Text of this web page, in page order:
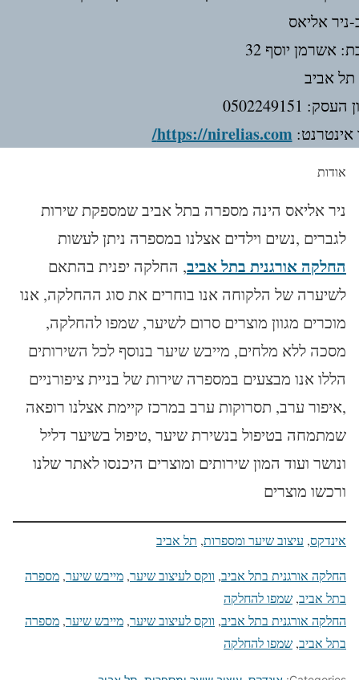
ניר אליאס
אשרמן יוסף 32
תל אביב
0502249151
https://nirelias.com/
אודות
ניר אליאס הינה מספרה בתל אביב שמספקת שירות
לגברים ,נשים וילדים אצלנו במספרה ניתן לעשות
החלקה אורגנית בתל אביב, החלקה יפנית בהתאם
לשיערה של הלקוחה אנו בוחרים את סוג ההחלקה, אנו
מוכרים מגוון מוצרים סרום לשיער, שמפו להחלקה,
מסכה ללא מלחים, מייבש שיער בנוסף לכל השירותים
הללו אנו מבצעים במספרה שירות של בניית ציפורניים
,איפור ערב, תסרוקות ערב במרכז קיימת אצלנו רופאה
שמתמחה בטיפול בנשירת שיער ,טיפול בשיער דליל
ונושר ועוד המון שירותים ומוצרים היכנסו לאתר שלנו
ורכשו מוצרים
אינדקס, עיצוב שיער ומספרות, תל אביב
החלקה אורגנית בתל אביב, ווקס לעיצוב שיער, מייבש שיער, מספרה
בתל אביב, שמפו להחלקה
החלקה אורגנית בתל אביב, ווקס לעיצוב שיער, מייבש שיער, מספרה
בתל אביב, שמפו להחלקה